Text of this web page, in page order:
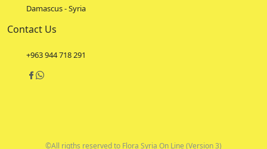
Damascus - Syria
Contact Us
+963 944 718 291
©All rigths reserved to Flora Syria On Line (Version 3)